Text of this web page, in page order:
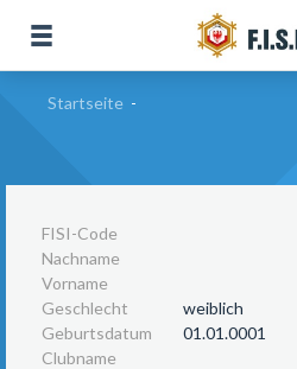
Startseite -
FISI-Code
Nachname
Vorname
Geschlecht
weiblich
Geburtsdatum
01.01.0001
Clubname